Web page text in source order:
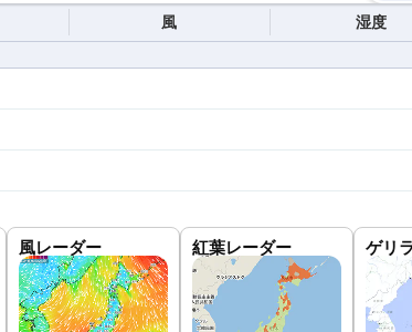
風 湿度
風レーダー 紅葉レーダー ゲリ